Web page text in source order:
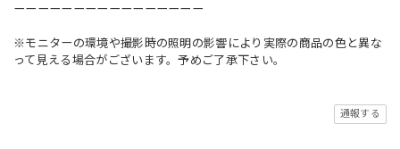
ーーーーーーーーーーーーーーーー
※モニターの環境や撮影時の照明の影響により実際の商品の色と異な
って見える場合がございます。予めご了承下さい。
通報する